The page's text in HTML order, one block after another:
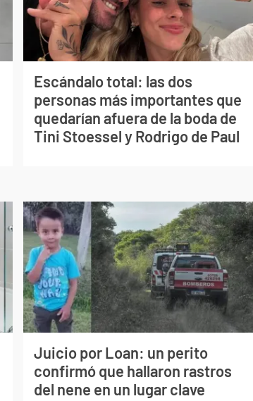
Escándalo total: las dos
personas más importantes que
quedarían afuera de la boda de
Tini Stoessel y Rodrigo de Paul
Juicio por Loan: un perito
confirmó que hallaron rastros
del nene en un lugar clave